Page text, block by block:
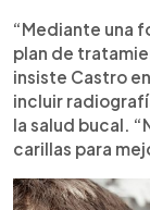
“Mediante una
plan de
insiste Castro
incluir
la salud bucal.
carillas para